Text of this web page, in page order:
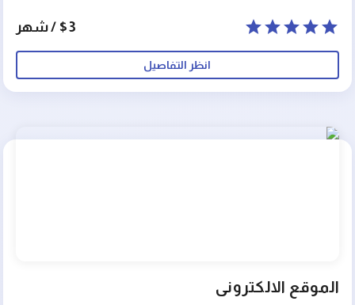
$3 / شهر
انظر التفاصيل
الموقع الالكترونى